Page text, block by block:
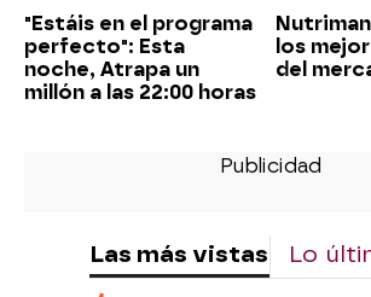
"Estáis en el programa
perfecto": Esta
noche, Atrapa un
millón a las 22:00 horas
los
del
Las más vistas Lo